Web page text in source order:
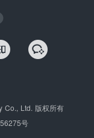
Co., Ltd. 版权所有
号